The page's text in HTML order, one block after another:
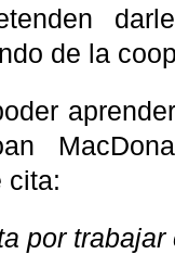
de la
cita:
por